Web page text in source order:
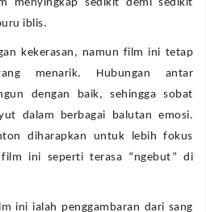
menyingkap sedikit demi sedikit
iblis.
kekerasan, namun film ini tetap
menarik. Hubungan antar
dengan baik, sehingga sobat
dalam berbagai balutan emosi.
diharapkan untuk lebih fokus
ini seperti terasa “ngebut” di
ini ialah penggambaran dari sang